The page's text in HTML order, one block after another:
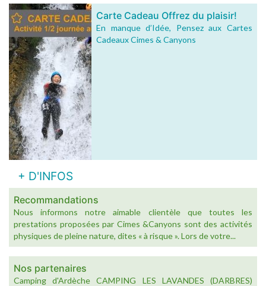
Carte Cadeau Offrez du plaisir!
En manque d’Idée, Pensez aux Cartes
Cadeaux Cimes & Canyons
+ D'INFOS
Recommandations
Nous informons notre aimable clientèle que toutes les
prestations proposées par Cimes &Canyons sont des activités
physiques de pleine nature, dites « à risque ». Lors de votre...
Nos partenaires
Camping d'Ardèche CAMPING LES LAVANDES (DARBRES)